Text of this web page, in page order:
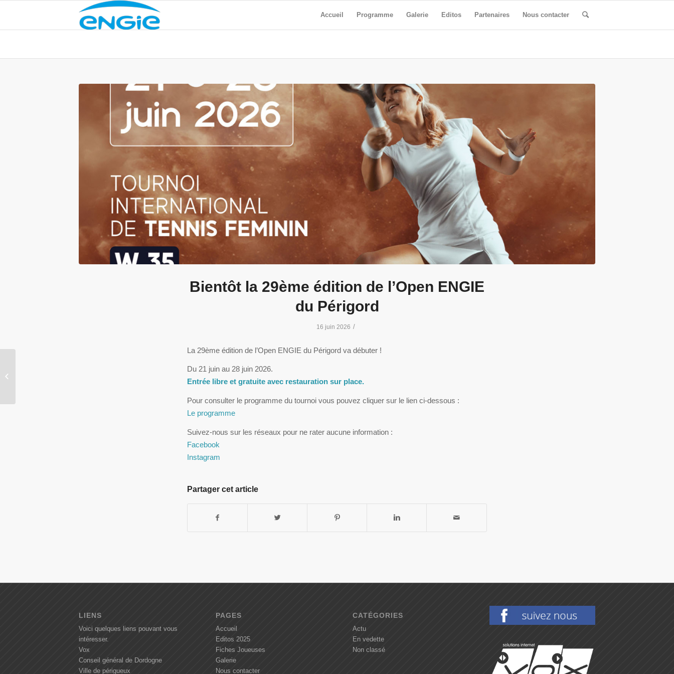
Accueil Programme Galerie Editos Partenaires Nous contacter
Bientôt la 29ème édition de l’Open ENGIE
du Périgord
16 juin 2026 /
La 29ème édition de l’Open ENGIE du Périgord va débuter !
Du 21 juin au 28 juin 2026.
Entrée libre et gratuite avec restauration sur place.
Pour consulter le programme du tournoi vous pouvez cliquer sur le lien ci-dessous :
Le programme
Suivez-nous sur les réseaux pour ne rater aucune information :
Facebook
Instagram
Partager cet article
LIENS
Voici quelques liens pouvant vous
intéresser.
Vox
Conseil général de Dordogne
Ville de périgueux
PAGES
Accueil
Editos 2025
Fiches Joueuses
Galerie
Nous contacter
CATÉGORIES
Actu
En vedette
Non classé